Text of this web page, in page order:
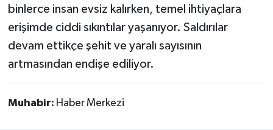
binlerce insan evsiz kalırken, temel ihtiyaçlara
erişimde ciddi sıkıntılar yaşanıyor. Saldırılar
devam ettikçe şehit ve yaralı sayısının
artmasından endişe ediliyor.
Muhabir: Haber Merkezi